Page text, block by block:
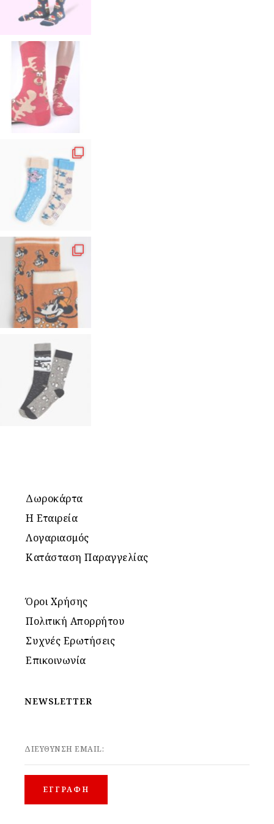
Δωροκάρτα
Η Εταιρεία
Λογαριασμός
Κατάσταση Παραγγελίας
Όροι Χρήσης
Πολιτική Απορρήτου
Συχνές Ερωτήσεις
Επικοινωνία
NEWSLETTER
ΔΙΕΥΘΥΝΣΗ EMAIL: